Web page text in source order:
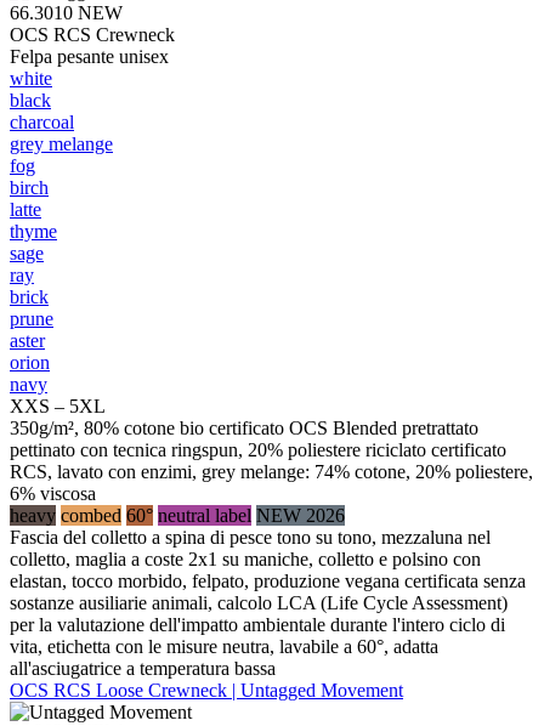
66.3010 NEW
OCS RCS Crewneck
Felpa pesante unisex
white
black
charcoal
grey melange
fog
birch
latte
thyme
sage
ray
brick
prune
aster
orion
navy
XXS – 5XL
350g/m², 80% cotone bio certificato OCS Blended pretrattato
pettinato con tecnica ringspun, 20% poliestere riciclato certificato
RCS, lavato con enzimi, grey melange: 74% cotone, 20% poliestere,
6% viscosa
heavy combed 60° neutral label NEW 2026
Fascia del colletto a spina di pesce tono su tono, mezzaluna nel
colletto, maglia a coste 2x1 su maniche, colletto e polsino con
elastan, tocco morbido, felpato, produzione vegana certificata senza
sostanze ausiliarie animali, calcolo LCA (Life Cycle Assessment)
per la valutazione dell'impatto ambientale durante l'intero ciclo di
vita, etichetta con le misure neutra, lavabile a 60°, adatta
all'asciugatrice a temperatura bassa
OCS RCS Loose Crewneck | Untagged Movement